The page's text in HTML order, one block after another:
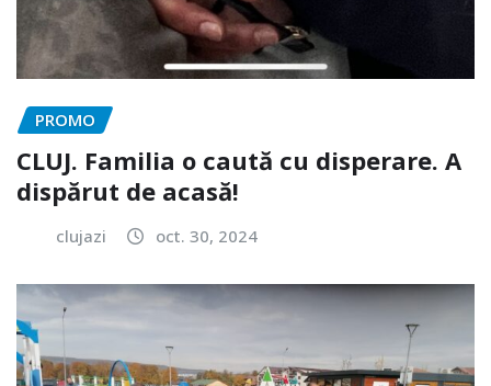
PROMO
CLUJ. Familia o caută cu disperare. A
dispărut de acasă!
clujazi oct. 30, 2024